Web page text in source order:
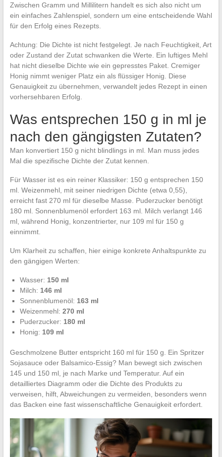
Zwischen Gramm und Millilitern handelt es sich also nicht um
ein einfaches Zahlenspiel, sondern um eine entscheidende Wahl
für den Erfolg eines Rezepts.
Achtung: Die Dichte ist nicht festgelegt. Je nach Feuchtigkeit, Art
oder Zustand der Zutat schwanken die Werte. Ein luftiges Mehl
hat nicht dieselbe Dichte wie ein gepresstes Paket. Cremiger
Honig nimmt weniger Platz ein als flüssiger Honig. Diese
Genauigkeit zu übernehmen, verwandelt jedes Rezept in einen
vorhersehbaren Erfolg.
Was entsprechen 150 g in ml je
nach den gängigsten Zutaten?
Man konvertiert 150 g nicht blindlings in ml. Man muss jedes
Mal die spezifische Dichte der Zutat kennen.
Für Wasser ist es ein reiner Klassiker: 150 g entsprechen 150
ml. Weizenmehl, mit seiner niedrigen Dichte (etwa 0,55),
erreicht fast 270 ml für dieselbe Masse. Puderzucker benötigt
180 ml. Sonnenblumenöl erfordert 163 ml. Milch verlangt 146
ml, während Honig, konzentrierter, nur 109 ml für 150 g
einnimmt.
Um Klarheit zu schaffen, hier einige konkrete Anhaltspunkte zu
den gängigen Werten:
Wasser: 150 ml
Milch: 146 ml
Sonnenblumenöl: 163 ml
Weizenmehl: 270 ml
Puderzucker: 180 ml
Honig: 109 ml
Geschmolzene Butter entspricht 160 ml für 150 g. Ein Spritzer
Sojasauce oder Balsamico-Essig? Man bewegt sich zwischen
145 und 150 ml, je nach Marke und Temperatur. Auf ein
detailliertes Diagramm oder die Dichte des Produkts zu
verweisen, hilft, Abweichungen zu vermeiden, besonders wenn
das Backen eine fast wissenschaftliche Genauigkeit erfordert.